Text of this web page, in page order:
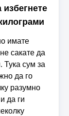
избегнете
имате
сакате да
Тука сум за
да гo
разумно
да ги